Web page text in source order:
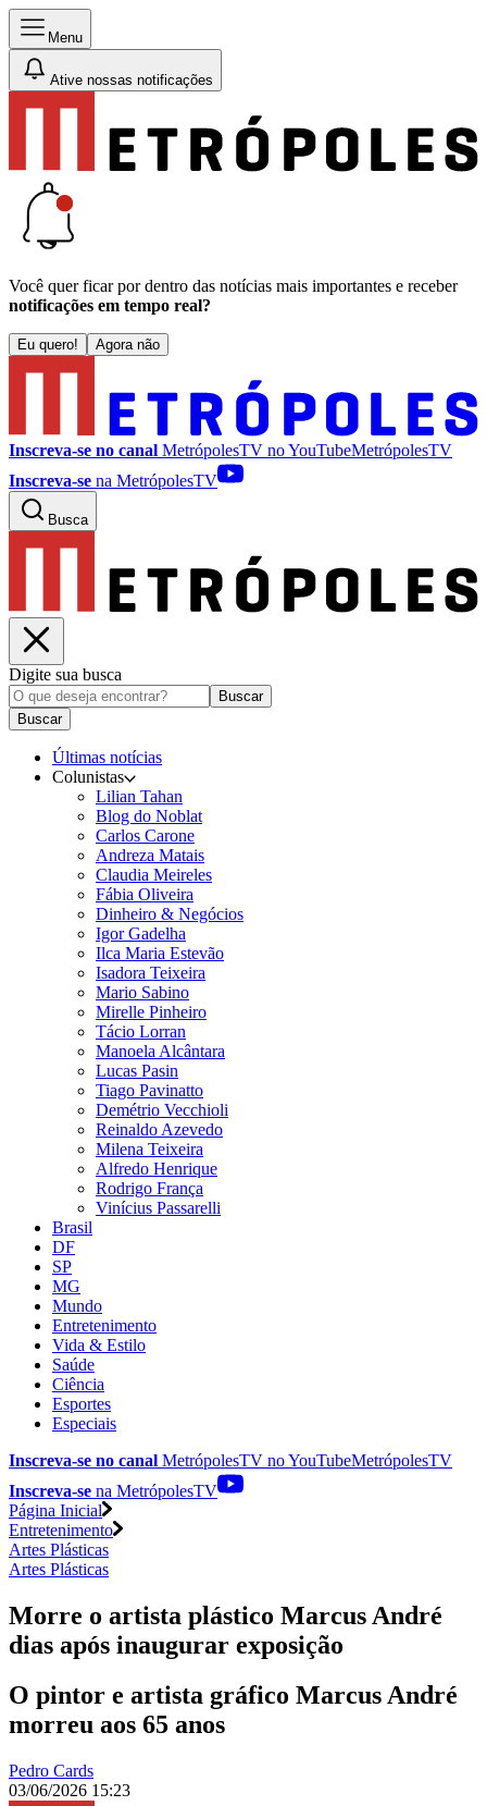
Menu
Ative nossas notificações
Você quer ficar por dentro das notícias mais importantes e receber
notificações em tempo real?
Eu quero! Agora não
Inscreva-se no canal MetrópolesTV noYouTubeMetrópolesTV
Inscreva-se na MetrópolesTV
Busca
Digite sua busca
Buscar
Buscar
Últimas notícias
Colunistas
Lilian Tahan
Blog do Noblat
Carlos Carone
Andreza Matais
Claudia Meireles
Fábia Oliveira
Dinheiro & Negócios
Igor Gadelha
Ilca Maria Estevão
Isadora Teixeira
Mario Sabino
Mirelle Pinheiro
Tácio Lorran
Manoela Alcântara
Lucas Pasin
Tiago Pavinatto
Demétrio Vecchioli
Reinaldo Azevedo
Milena Teixeira
Alfredo Henrique
Rodrigo França
Vinícius Passarelli
Brasil
DF
SP
MG
Mundo
Entretenimento
Vida & Estilo
Saúde
Ciência
Esportes
Especiais
Inscreva-se no canal MetrópolesTV noYouTubeMetrópolesTV
Inscreva-se na MetrópolesTV
Página Inicial
Entretenimento
Artes Plásticas
Artes Plásticas
Morre o artista plástico Marcus André
dias após inaugurar exposição
O pintor e artista gráfico Marcus André
morreu aos 65 anos
Pedro Cards
03/06/2026 15:23